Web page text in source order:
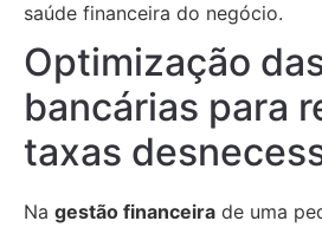
saúde financeira do negócio.
Optimização
bancárias para
taxas
Na gestão financeira de uma